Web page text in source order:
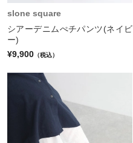
slone square
シアーデニムぺチパンツ(ネイビ
ー)
¥9,900 （税込）